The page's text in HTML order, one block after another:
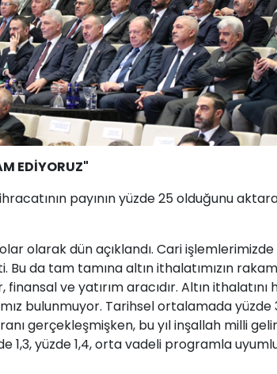
EDİYORUZ"
payının yüzde 25 olduğunu
olarak dün açıklandı. Cari işlemlerimizde
da tam tamına altın ithalatımızın
ve yatırım aracıdır. Altın ithalatını
bulunmuyor. Tarihsel ortalamada yüzde
gerçekleşmişken, bu yıl inşallah milli
1,3, yüzde 1,4, orta vadeli programla